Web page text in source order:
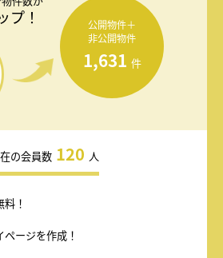
プ！
公開物件＋
非公開物件
1,631 件
の会員数 120 人
！
ージを作成！